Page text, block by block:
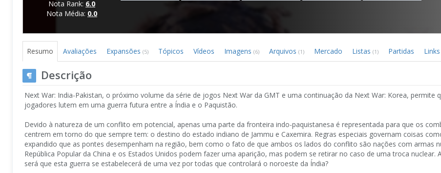
Nota Rank: 6.0
Nota Média: 0.0
Resumo Avaliações Expansões (5) Tópicos Vídeos Imagens (6) Arquivos (1) Mercado Listas (1) Partidas Links
Descrição
Next War: India-Pakistan, o próximo volume da série de jogos Next War da GMT e uma continuação da Next War: Korea, permite
jogadores lutem em uma guerra futura entre a Índia e o Paquistão.
Devido à natureza de um conflito em potencial, apenas uma parte da fronteira indo-paquistanesa é representada para que os
centrem em torno do que sempre tem: o destino do estado indiano de Jammu e Caxemira. Regras especiais governam coisas
expandido que as pontes desempenham na região, bem como o fato de que ambos os lados do conflito são nações com armas
República Popular da China e os Estados Unidos podem fazer uma aparição, mas podem se retirar no caso de uma troca nuclear.
será que esta guerra se estabelecerá de uma vez por todas que controlará o noroeste da Índia?